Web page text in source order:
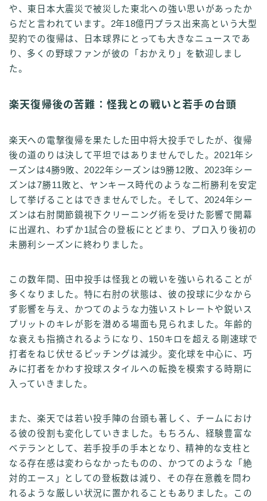
や、東日本大震災で被災した東北への強い思いがあったか
らだと言われています。2年18億円プラス出来高という大型
契約での復帰は、日本球界にとっても大きなニュースであ
り、多くの野球ファンが彼の「おかえり」を歓迎しまし
た。
楽天復帰後の苦難：怪我との戦いと若手の台頭
楽天への電撃復帰を果たした田中将大投手でしたが、復帰
後の道のりは決して平坦ではありませんでした。2021年シ
ーズンは4勝9敗、2022年シーズンは9勝12敗、2023年シー
ズンは7勝11敗と、ヤンキース時代のような二桁勝利を安定
して挙げることはできませんでした。そして、2024年シー
ズンは右肘関節鏡視下クリーニング術を受けた影響で開幕
に出遅れ、わずか1試合の登板にとどまり、プロ入り後初の
未勝利シーズンに終わりました。
この数年間、田中投手は怪我との戦いを強いられることが
多くなりました。特に右肘の状態は、彼の投球に少なから
ず影響を与え、かつてのような力強いストレートや鋭いス
プリットのキレが影を潜める場面も見られました。年齢的
な衰えも指摘されるようになり、150キロを超える剛速球で
打者をねじ伏せるピッチングは減少。変化球を中心に、巧
みに打者をかわす投球スタイルへの転換を模索する時期に
入っていきました。
また、楽天では若い投手陣の台頭も著しく、チームにおけ
る彼の役割も変化していきました。もちろん、経験豊富な
ベテランとして、若手投手の手本となり、精神的な支柱と
なる存在感は変わらなかったものの、かつてのような「絶
対的エース」としての登板数は減り、その存在意義を問わ
れるような厳しい状況に置かれることもありました。この